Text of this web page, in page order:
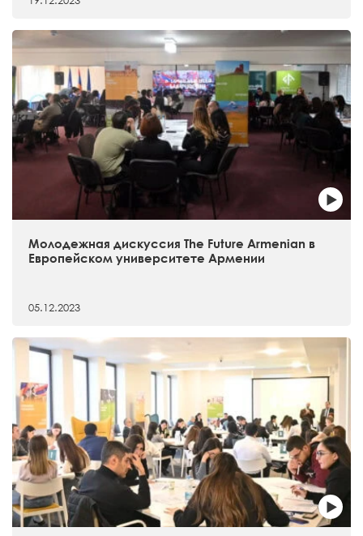
Молодежная дискуссия The Future Armenian в
Европейском университете Армении
05.12.2023